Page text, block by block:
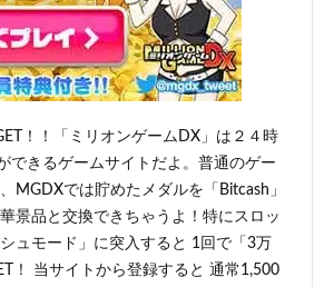
！！「ミリオンゲームDX」は２４時
できるゲームサイトだよ。普通のゲー
MGDXでは貯めたメダルを「Bitcash」
景品と交換できちゃうよ！特にスロッ
ュモード」に突入すると 1回で「3万
！ 当サイトから登録すると 通常1,500